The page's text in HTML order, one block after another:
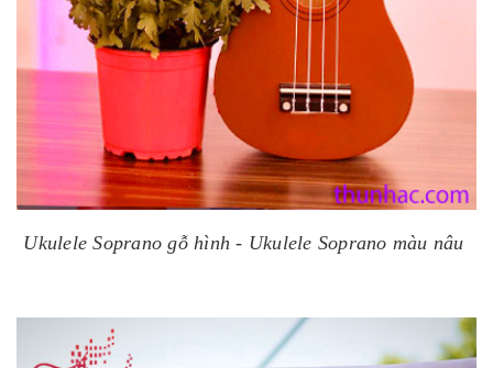
Ukulele Soprano gỗ hình - Ukulele Soprano màu nâu